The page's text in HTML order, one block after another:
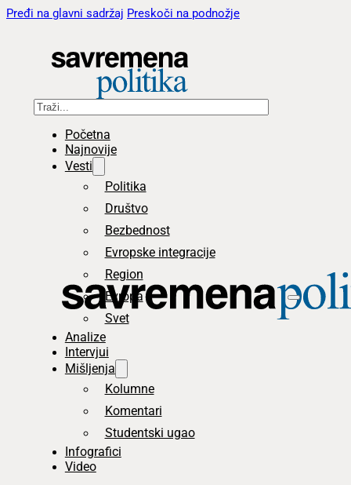
Pređi na glavni sadržaj Preskoči na podnožje
Pretraga
Početna
Najnovije
Vesti
Politika
Društvo
Bezbednost
Evropske integracije
Region
Evropa
Svet
Analize
Intervjui
Mišljenja
Kolumne
Komentari
Studentski ugao
Infografici
Video